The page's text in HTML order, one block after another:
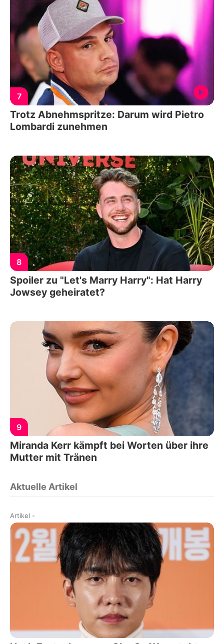
7
Trotz Abnehmspritze: Darum wird Pietro
Lombardi zunehmen
8
Spoiler zu "Let's Marry Harry": Hat Harry
Jowsey geheiratet?
9
Miranda Kerr kämpft bei Worten über ihre
Mutter mit Tränen
Aktuelle Artikel
Artikel -